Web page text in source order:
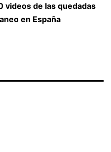
videos de las quedadas
en España